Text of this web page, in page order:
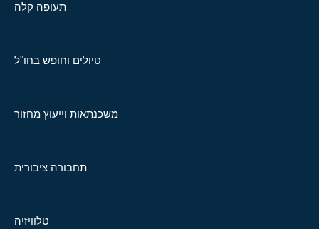
תעופה קלה
טיולים וחופש בחו"ל
משכנתאות וייעוץ מחזור
תחבורה ציבורית
טלוויזיה